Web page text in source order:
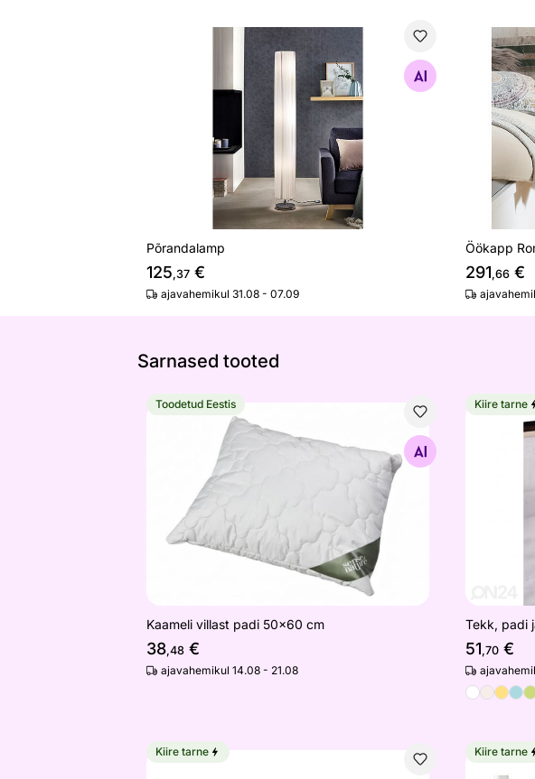
Otsi sarnaseid
Põrandalamp
125,37 €
ajavahemikul 31.08 - 07.09
Öökapp
Öökapp
291,66 €
Sarnased tooted
Kaameli villast padi 50x60 cm
Otsi sarnaseid
Toodetud Eestis
Kaameli villast padi 50x60 cm
38,48 €
ajavahemikul 14.08 - 21.08
Tekk,
Kiire tarne
Tekk, padi
51,70 €
Stroma padi ExtraPure Classic Watergel Insert
Kiire tarne Kiire tarne